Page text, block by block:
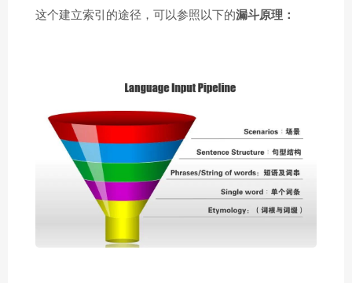
这个建立索引的途径，可以参照以下的漏斗原理：